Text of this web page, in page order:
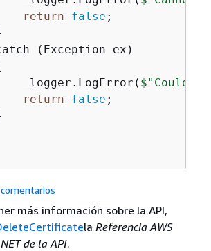
return
false ;
(Exception ex)
_logger.LogError(
return
false ;
más información sobre la API,
la Referencia AWS
de la API.